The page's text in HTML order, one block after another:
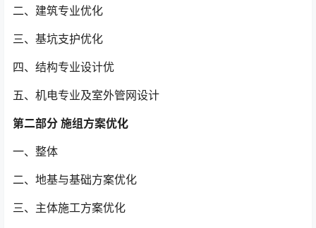
二、建筑专业优化
三、基坑支护优化
四、结构专业设计优
五、机电专业及室外管网设计
第二部分 施组方案优化
一、整体
二、地基与基础方案优化
三、主体施工方案优化